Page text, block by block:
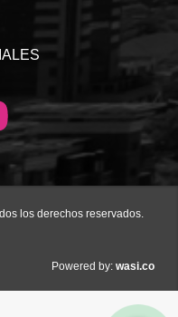
los derechos reservados.
Powered by: wasi.co